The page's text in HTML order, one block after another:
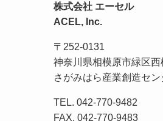
株式会社 エーセル
ACEL, Inc.
〒252-0131
神奈川県相模原市緑区
さがみはら産業創造セ
TEL. 042-770-9482
FAX. 042-770-9483